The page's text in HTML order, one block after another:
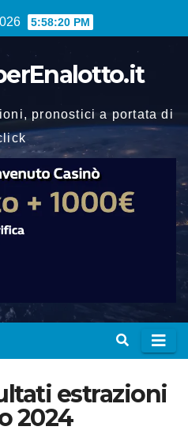
5:58:20 PM
pronostici a portata di
estrazioni
2024